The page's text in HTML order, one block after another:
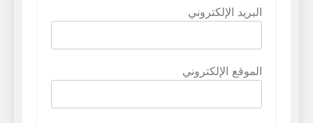
البريد الإلكتروني
الموقع الإلكتروني